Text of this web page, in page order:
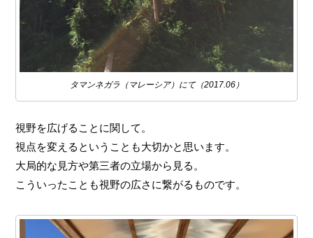
タマンネガラ（マレーシア）にて（2017.06）
視野を広げることに関して。
視点を変えるということも大切かと思います。
大局的な見方や第三者の立場から見る。
こういったことも視野の広さに繋がるものです。